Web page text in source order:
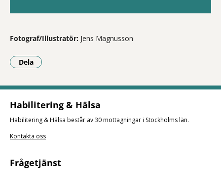
Fotograf/Illustratör: Jens Magnusson
Dela
- Klicka för att öppna delningsalternativ.
Habilitering & Hälsa
Habilitering & Hälsa består av 30 mottagningar i Stockholms län.
Kontakta oss
Frågetjänst